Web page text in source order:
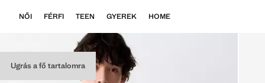
Ugrás a fő tartalomra
NŐI FÉRFI TEEN GYEREK HOME